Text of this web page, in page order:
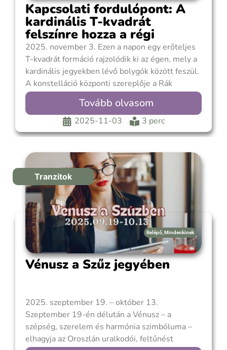
Kapcsolati fordulópont: A
kardinális T-kvadrát
felszínre hozza a régi
sebeket – és az igazi
változás lehetőségét
2025. november 3. Ezen a napon egy erőteljes
T-kvadrát formáció rajzolódik ki az égen, mely a
kardinális jegyekben lévő bolygók között feszül.
A konstelláció központi szereplője a Rák
jegyében haladó Jupiter, amely nyomást
gyakorol a Mérlegben álló Vénuszra, valamint a
Kosban tartózkodó Chironra. A kardinális
energiák mozgásba lendítenek: tettekre
Tovább olvasom
2025-11-03 3 perc
Tranzitok
Belépő Mindenkinek
Vénusz a Szűz jegyében
2025. szeptember 19. – október 13.
Szeptember 19-én délután a Vénusz – a
szépség, szerelem és harmónia szimbóluma –
elhagyja az Oroszlán uralkodói, feltűnést